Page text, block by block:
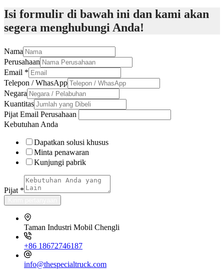
Isi formulir di bawah ini dan kami akan
segera menghubungi Anda!
Nama
Perusahaan
Email *
Telepon / WhasApp
Negara
Kuantitas
Pijat Email Perusahaan
Kebutuhan Anda
Dapatkan solusi khusus
Minta penawaran
Kunjungi pabrik
Pijat *
Taman Industri Mobil Chengli
+86 18672746187
info@thespecialtruck.com